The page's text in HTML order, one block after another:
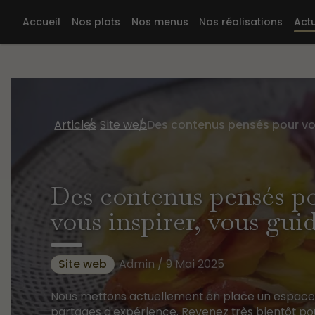
Accueil Nos plats Nos menus Nos réalisations
Articles Site web
Des contenus pensés
vous inspirer, vous
Site web
Admin / 9 Mai 2025
Nous mettons actuellement en place un